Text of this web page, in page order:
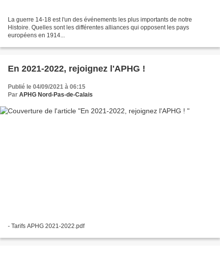
La guerre 14-18 est l'un des événements les plus importants de notre
Histoire. Quelles sont les différentes alliances qui opposent les pays
européens en 1914...
En 2021-2022, rejoignez l'APHG !
Publié le 04/09/2021 à 06:15
Par APHG Nord-Pas-de-Calais
- Tarifs APHG 2021-2022.pdf